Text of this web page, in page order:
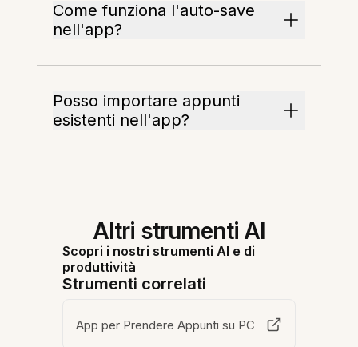
Come funziona l'auto-save
nell'app?
Posso importare appunti
esistenti nell'app?
Altri strumenti AI
Scopri i nostri strumenti AI e di
produttività
Strumenti correlati
App per Prendere Appunti su PC